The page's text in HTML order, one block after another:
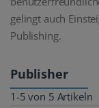
gelingt auch
Publishing.
Publisher
1-5 von 5 Artikeln